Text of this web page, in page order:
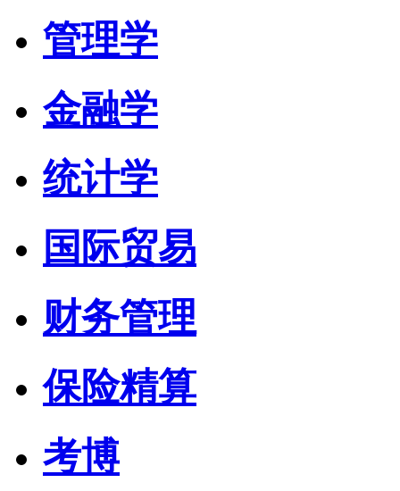
管理学
金融学
统计学
国际贸易
财务管理
保险精算
考博